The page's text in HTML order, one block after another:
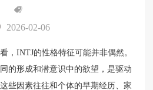
2026-02-06
，INTJ的性格特征可能并非偶然。
的形成和潜意识中的欲望，是驱动
些因素往往和个体的早期经历、家